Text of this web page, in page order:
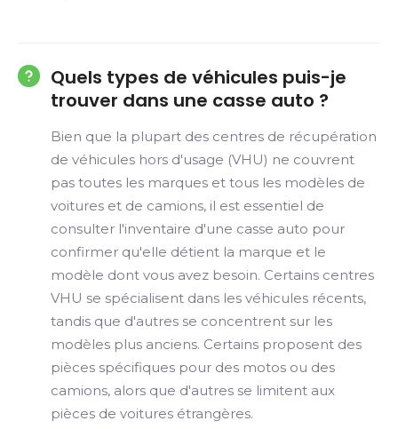
Quels types de véhicules puis-je
trouver dans une casse auto ?
Bien que la plupart des centres de récupération
de véhicules hors d'usage (VHU) ne couvrent
pas toutes les marques et tous les modèles de
voitures et de camions, il est essentiel de
consulter l'inventaire d'une casse auto pour
confirmer qu'elle détient la marque et le
modèle dont vous avez besoin. Certains centres
VHU se spécialisent dans les véhicules récents,
tandis que d'autres se concentrent sur les
modèles plus anciens. Certains proposent des
pièces spécifiques pour des motos ou des
camions, alors que d'autres se limitent aux
pièces de voitures étrangères.